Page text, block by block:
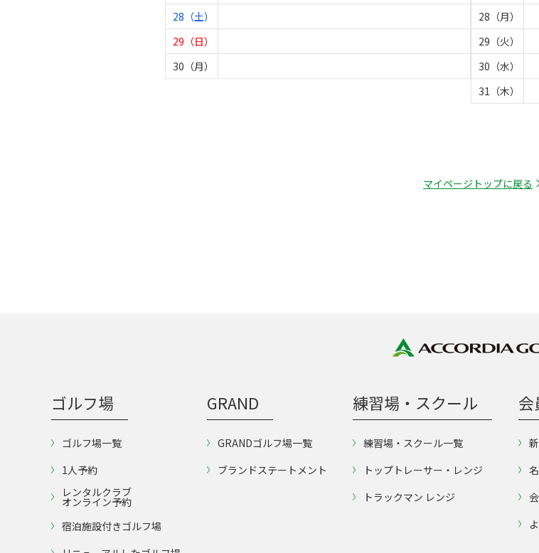
28（土）
29（日）
30（月）
28（月）
29（火）
30（水）
31（木）
マイページトップに戻る
ゴルフ場
ゴルフ場一覧
1人予約
レンタルクラブ
オンライン予約
宿泊施設付きゴルフ場
GRAND
GRANDゴルフ場一覧
ブランドステートメント
練習場・スクール
練習場・スクール一覧
トップトレーサー・レンジ
トラックマン レンジ
会